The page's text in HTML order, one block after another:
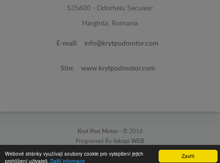
Zavřít
Webové stránky využívají soubory cookie pro vylepšení jejich
prohlížení uživateli. Další informace
535600 - Odorheiu Secuiesc
Harghita, Romania
E-mail: info@krytpodmotor.com
Site: www.krytpodmotor.com
Kryt Pod Motor - © 2016
Programed By lokopi WEB